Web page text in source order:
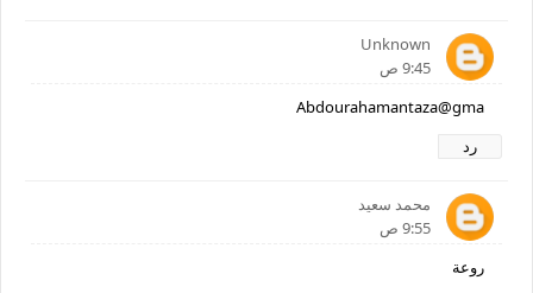
Unknown
9:45 ص
Abdourahamantaza@gma
رد
محمد سعيد
9:55 ص
روعة